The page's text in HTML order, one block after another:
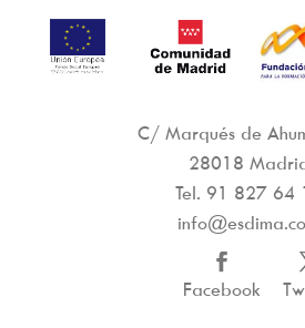
C/ Marqués de
28018
Tel. 91 827 64
Facebook